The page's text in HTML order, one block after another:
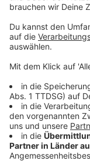
Anzeige
Wir